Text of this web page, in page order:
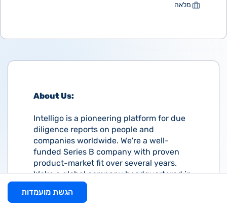
מלאה
About Us:
Intelligo is a pioneering platform for due
diligence reports on people and
companies worldwide. We're a well-
funded Series B company with proven
product-market fit over several years.
We're a global company headquartered in
Ramat Gan with a hub in New York City.
הגשת מועמדות